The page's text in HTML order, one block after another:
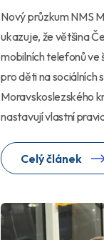
Nový průzkum NMS
ukazuje, že většina
mobilních telefonů ve
pro děti na sociálních
Moravskoslezského
nastavují vlastní
Celý článek